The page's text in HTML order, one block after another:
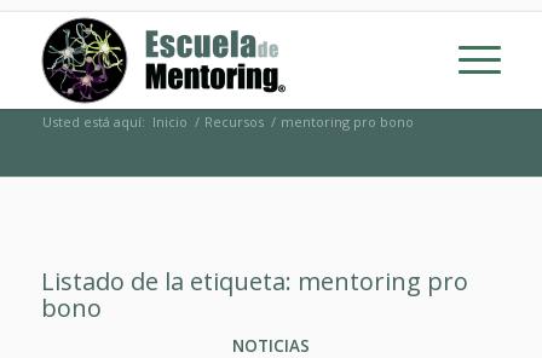
Usted está aquí: Inicio / Recursos / mentoring pro bono
Listado de la etiqueta: mentoring pro
bono
NOTICIAS